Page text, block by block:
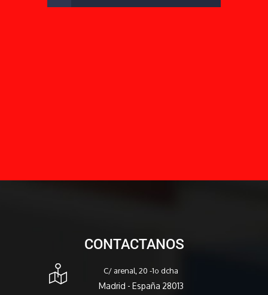
CONTACTANOS
C/ arenal, 20 -1º dcha
Madrid - España 28013